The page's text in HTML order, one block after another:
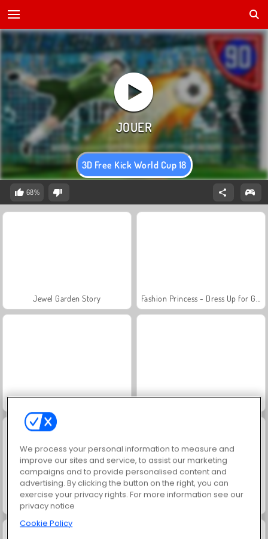
3D Free Kick World Cup 18
68%
Jewel Garden Story
Masha and the Bear: Meadows Scala 40
Juice Merge
We process your personal information to measure and
improve our sites and service, to assist our marketing
campaigns and to provide personalised content and
advertising. By clicking the button on the right, you can
exercise your privacy rights. For more information see our
privacy notice
Cookie Policy